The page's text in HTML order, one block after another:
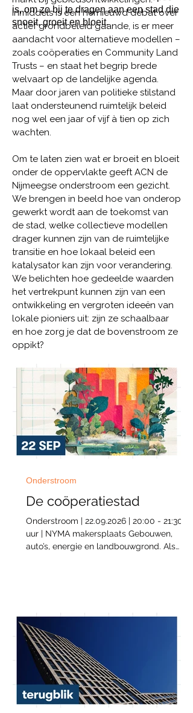
is, om zo bij te dragen aan een stad die
snoeit, groeit en bloeit.
Inmiddels is een hernieuwd debat over
actief grondbeleid gaande, is er meer
aandacht voor alternatieve modellen –
zoals coöperaties en Community Land
Trusts – en staat het begrip brede
welvaart op de landelijke agenda.
Maar door jaren van politieke stilstand
laat ondersteunend ruimtelijk beleid
nog wel een jaar of vijf à tien op zich
wachten.
Om te laten zien wat er broeit en bloeit
onder de oppervlakte geeft ACN de
Nijmeegse onderstroom een gezicht.
We brengen in beeld hoe van onderop
gewerkt wordt aan de toekomst van
de stad, welke collectieve modellen
drager kunnen zijn van de ruimtelijke
transitie en hoe lokaal beleid een
katalysator kan zijn voor verandering.
We belichten hoe gedeelde waarden
het vertrekpunt kunnen zijn van een
ontwikkeling en vergroten ideeën van
lokale pioniers uit: zijn ze schaalbaar
en hoe zorg je dat de bovenstroom ze
oppikt?
De coöperatiestad
Onderstroom | 22.09.2026 | 20:00 - 21:30
uur | NYMA makersplaats Gebouwen,
auto’s, energie en landbouwgrond. Als
socialer, duurzamer en betaalbaarder te
maken. Maar hoe werkt dat eigenlijk? En
wat kun je ermee? Tijdens deze avond leer
je het van architect Sascha Glasl en
onderzoeker Mark Wiering.
Onderstroom